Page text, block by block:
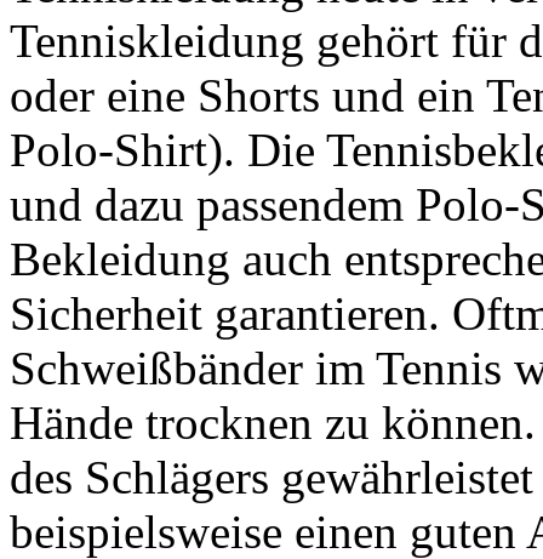
Tenniskleidung gehört für
oder eine Shorts und ein
Polo-Shirt). Die
und dazu passendem
Bekleidung auch
Sicherheit garantieren.
Schweißbänder im Tennis
Hände trocknen zu
des Schlägers
beispielsweise einen guten